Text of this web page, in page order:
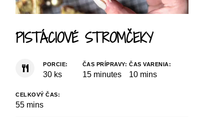
PISTÁCIOVÉ STROMČEKY
PORCIE:
30 ks
ČAS PRÍPRAVY:
15 minutes
ČAS VARENIA:
10 mins
CELKOVÝ ČAS:
55 mins